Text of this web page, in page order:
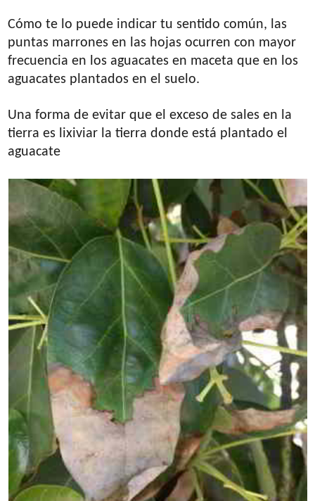
Cómo te lo puede indicar tu sentido común, las
puntas marrones en las hojas ocurren con mayor
frecuencia en los aguacates en maceta que en los
aguacates plantados en el suelo.
Una forma de evitar que el exceso de sales en la
tierra es lixiviar la tierra donde está plantado el
aguacate